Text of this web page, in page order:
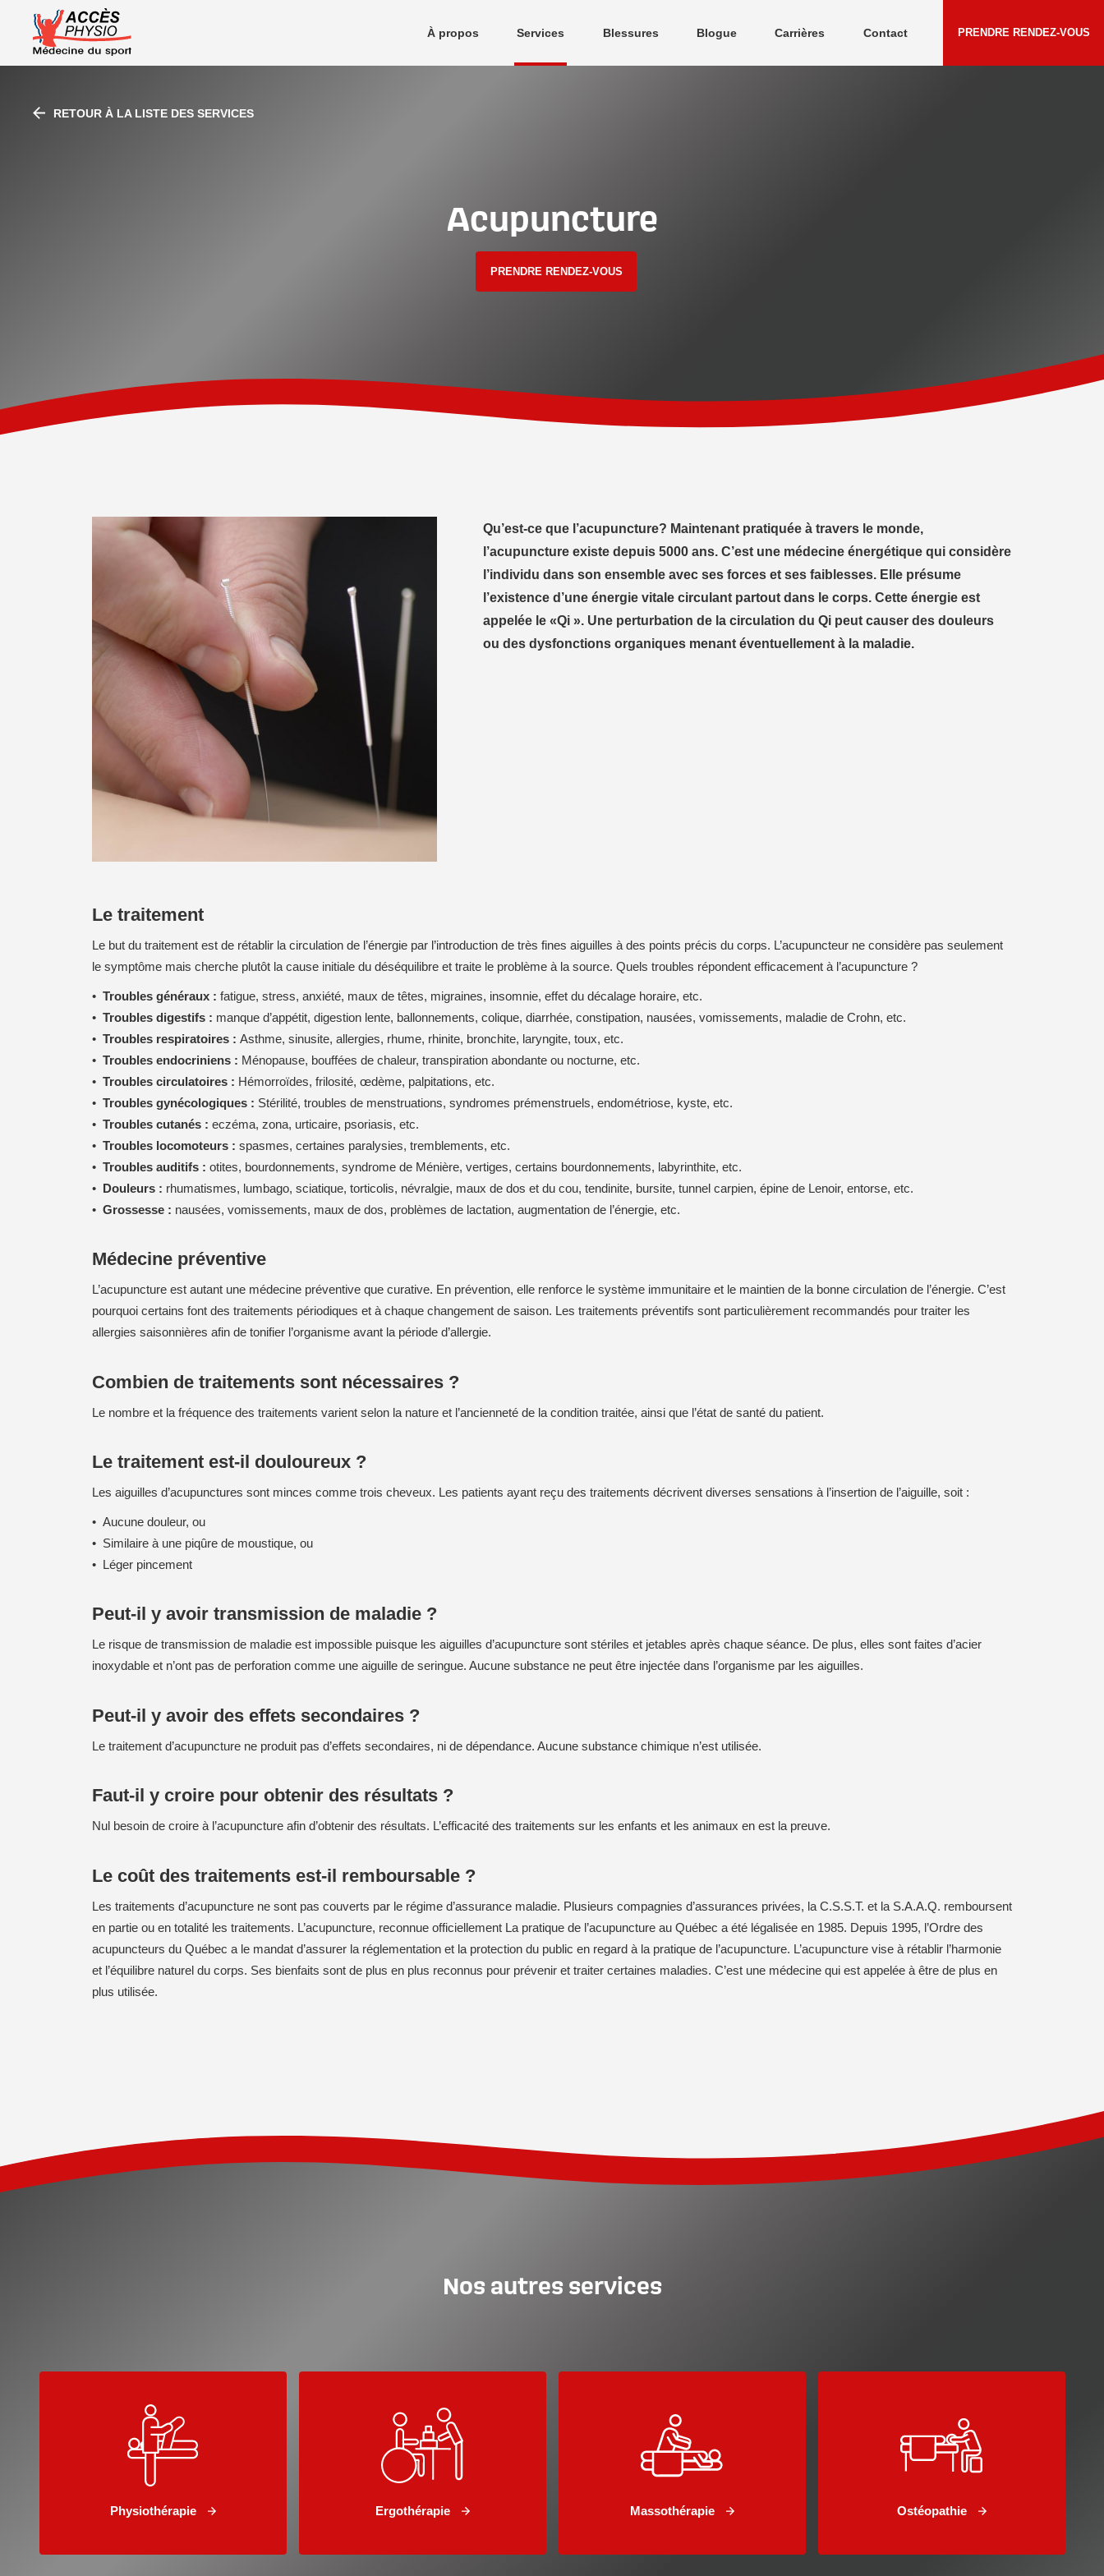
À propos Services Blessures Blogue Carrières Contact PRENDRE RENDEZ-VOUS
RETOUR À LA LISTE DES SERVICES
Acupuncture
PRENDRE RENDEZ-VOUS
Qu’est-ce que l’acupuncture? Maintenant pratiquée à travers le monde,
l’acupuncture existe depuis 5000 ans. C’est une médecine énergétique qui considère
l’individu dans son ensemble avec ses forces et ses faiblesses. Elle présume
l’existence d’une énergie vitale circulant partout dans le corps. Cette énergie est
appelée le «Qi ». Une perturbation de la circulation du Qi peut causer des douleurs
ou des dysfonctions organiques menant éventuellement à la maladie.
Le traitement
Le but du traitement est de rétablir la circulation de l’énergie par l’introduction de très fines aiguilles à des points précis du corps. L’acupuncteur ne considère pas seulement
le symptôme mais cherche plutôt la cause initiale du déséquilibre et traite le problème à la source. Quels troubles répondent efficacement à l’acupuncture ?
Troubles généraux :fatigue, stress, anxiété, maux de têtes, migraines, insomnie, effet du décalage horaire, etc.
Troubles digestifs : manque d’appétit, digestion lente, ballonnements, colique, diarrhée, constipation, nausées, vomissements, maladie de Crohn, etc.
Troubles respiratoires :Asthme, sinusite, allergies, rhume, rhinite, bronchite, laryngite, toux, etc.
Troubles endocriniens : Ménopause, bouffées de chaleur, transpiration abondante ou nocturne, etc.
Troubles circulatoires : Hémorroïdes, frilosité, œdème, palpitations, etc.
Troubles gynécologiques : Stérilité, troubles de menstruations, syndromes prémenstruels, endométriose, kyste, etc.
Troubles cutanés :eczéma, zona, urticaire, psoriasis, etc.
Troubles locomoteurs :spasmes, certaines paralysies, tremblements, etc.
Troubles auditifs :otites, bourdonnements, syndrome de Ménière, vertiges, certains bourdonnements, labyrinthite, etc.
Douleurs : rhumatismes, lumbago, sciatique, torticolis, névralgie, maux de dos et du cou, tendinite, bursite, tunnel carpien, épine de Lenoir, entorse, etc.
Grossesse : nausées, vomissements, maux de dos, problèmes de lactation, augmentation de l’énergie, etc.
Médecine préventive
L’acupuncture est autant une médecine préventive que curative. En prévention, elle renforce le système immunitaire et le maintien de la bonne circulation de l’énergie. C’est
pourquoi certains font des traitements périodiques et à chaque changement de saison. Les traitements préventifs sont particulièrement recommandés pour traiter les
allergies saisonnières afin de tonifier l’organisme avant la période d’allergie.
Combien de traitements sont nécessaires ?
Le nombre et la fréquence des traitements varient selon la nature et l’ancienneté de la condition traitée, ainsi que l’état de santé du patient.
Le traitement est-il douloureux ?
Les aiguilles d’acupunctures sont minces comme trois cheveux. Les patients ayant reçu des traitements décrivent diverses sensations à l’insertion de l’aiguille, soit :
Aucune douleur, ou
Similaire à une piqûre de moustique, ou
Léger pincement
Peut-il y avoir transmission de maladie ?
Le risque de transmission de maladie est impossible puisque les aiguilles d’acupuncture sont stériles et jetables après chaque séance. De plus, elles sont faites d’acier
inoxydable et n’ont pas de perforation comme une aiguille de seringue. Aucune substance ne peut être injectée dans l’organisme par les aiguilles.
Peut-il y avoir des effets secondaires ?
Le traitement d’acupuncture ne produit pas d’effets secondaires, ni de dépendance. Aucune substance chimique n’est utilisée.
Faut-il y croire pour obtenir des résultats ?
Nul besoin de croire à l’acupuncture afin d’obtenir des résultats. L’efficacité des traitements sur les enfants et les animaux en est la preuve.
Le coût des traitements est-il remboursable ?
Les traitements d’acupuncture ne sont pas couverts par le régime d’assurance maladie. Plusieurs compagnies d’assurances privées, la C.S.S.T. et la S.A.A.Q. remboursent
en partie ou en totalité les traitements. L’acupuncture, reconnue officiellement La pratique de l’acupuncture au Québec a été légalisée en 1985. Depuis 1995, l’Ordre des
acupuncteurs du Québec a le mandat d’assurer la réglementation et la protection du public en regard à la pratique de l’acupuncture. L’acupuncture vise à rétablir l’harmonie
et l’équilibre naturel du corps. Ses bienfaits sont de plus en plus reconnus pour prévenir et traiter certaines maladies. C’est une médecine qui est appelée à être de plus en
plus utilisée.
Nos autres services
Physiothérapie Ergothérapie Massothérapie Ostéopathie